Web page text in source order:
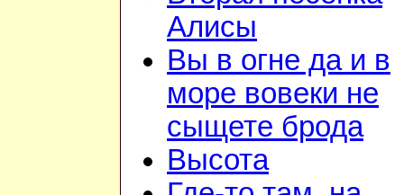
Алисы
Вы в огне да и в
море вовеки не
сыщете брода
Высота